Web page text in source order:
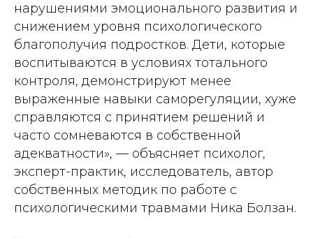
нарушениями эмоционального развития и
снижением уровня психологического
благополучия подростков. Дети, которые
воспитываются в условиях тотального
контроля, демонстрируют менее
выраженные навыки саморегуляции, хуже
справляются с принятием решений и
часто сомневаются в собственной
адекватности», — объясняет психолог,
эксперт-практик, исследователь, автор
собственных методик по работе с
психологическими травмами Ника Болзан.